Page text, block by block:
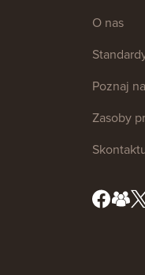
O nas
Poznaj
Zasoby